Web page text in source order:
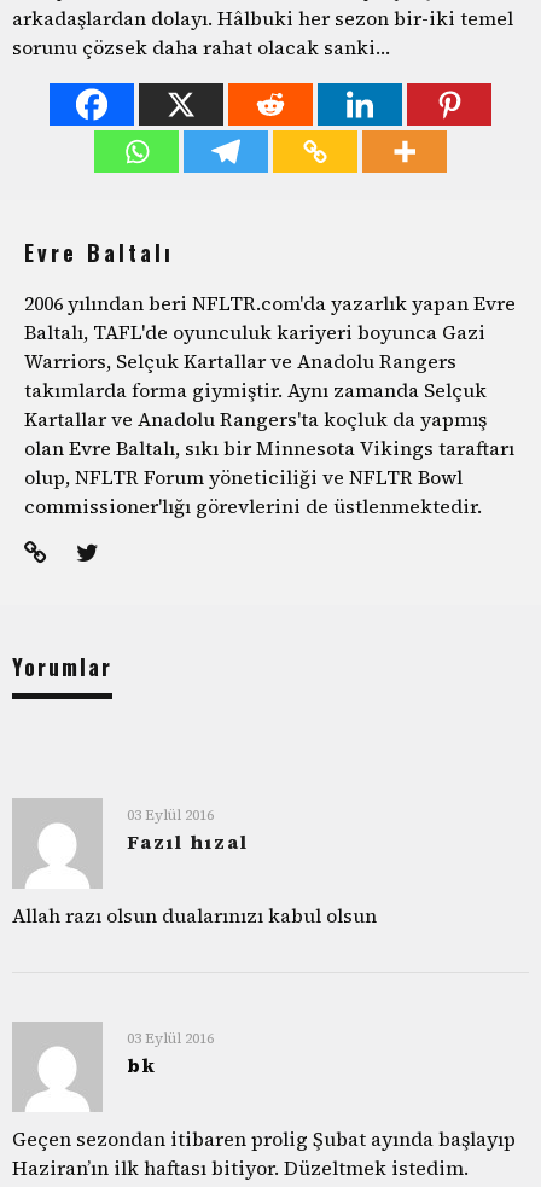
arkadaşlardan dolayı. Hâlbuki her sezon bir-iki temel
sorunu çözsek daha rahat olacak sanki…
Evre Baltalı
2006 yılından beri NFLTR.com'da yazarlık yapan Evre
Baltalı, TAFL'de oyunculuk kariyeri boyunca Gazi
Warriors, Selçuk Kartallar ve Anadolu Rangers
takımlarda forma giymiştir. Aynı zamanda Selçuk
Kartallar ve Anadolu Rangers'ta koçluk da yapmış
olan Evre Baltalı, sıkı bir Minnesota Vikings taraftarı
olup, NFLTR Forum yöneticiliği ve NFLTR Bowl
commissioner'lığı görevlerini de üstlenmektedir.
Yorumlar
03 Eylül 2016
Fazıl hızal
Allah razı olsun dualarınızı kabul olsun
03 Eylül 2016
bk
Geçen sezondan itibaren prolig Şubat ayında başlayıp
Haziran’ın ilk haftası bitiyor. Düzeltmek istedim.